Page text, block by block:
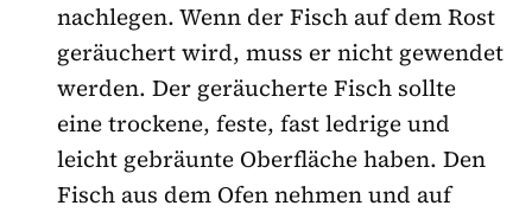
nachlegen. Wenn der Fisch auf dem Rost
geräuchert wird, muss er nicht gewendet
werden. Der geräucherte Fisch sollte
eine trockene, feste, fast ledrige und
leicht gebräunte Oberfläche haben. Den
Fisch aus dem Ofen nehmen und auf